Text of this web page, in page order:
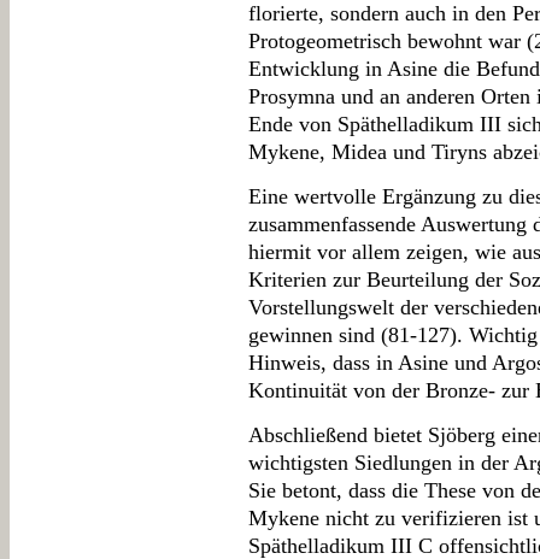
florierte, sondern auch in den
Protogeometrisch bewohnt war
Entwicklung in Asine die
Prosymna und an anderen
Ende von Späthelladikum III
Mykene, Midea und Tiryns
Eine wertvolle Ergänzung zu
zusammenfassende
hiermit vor allem zeigen, wie
Kriterien zur Beurteilung der
Vorstellungswelt der
gewinnen sind (81-127).
Hinweis, dass in Asine und
Kontinuität von der Bronze- zur
Abschließend bietet Sjöberg
wichtigsten Siedlungen in der
Sie betont, dass die These von
Mykene nicht zu verifizieren ist
Späthelladikum III C